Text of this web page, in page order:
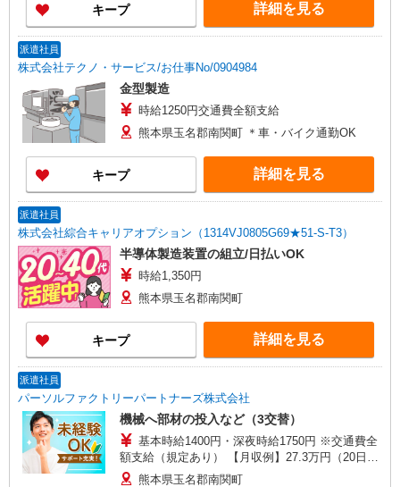
キープ 詳細を見る
派遣社員
株式会社テクノ・サービス/お仕事No/0904984
金型製造
時給1250円交通費全額支給
熊本県玉名郡南関町 ＊車・バイク通勤OK
キープ 詳細を見る
派遣社員
株式会社綜合キャリアオプション（1314VJ0805G69★51-S-T3）
半導体製造装置の組立/日払いOK
時給1,350円
熊本県玉名郡南関町
キープ 詳細を見る
派遣社員
パーソルファクトリーパートナーズ株式会社
機械へ部材の投入など（3交替）
基本時給1400円・深夜時給1750円 ※交通費全
額支給（規定あり） 【月収例】27.3万円（20日勤
務＋残業20h＋深夜40h）
熊本県玉名郡南関町